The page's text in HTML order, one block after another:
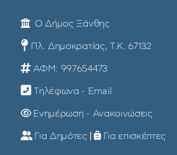
Ο Δήμος Ξάνθης
Πλ. Δημοκρατίας, Τ.Κ. 67132
ΑΦΜ: 997654473
Τηλέφωνα - Email
Ενημέρωση - Ανακοινώσεις
Για Δημότες | Για επισκέπτες